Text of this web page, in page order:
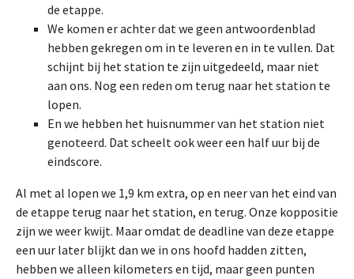
de etappe.
We komen er achter dat we geen antwoordenblad
hebben gekregen om in te leveren en in te vullen. Dat
schijnt bij het station te zijn uitgedeeld, maar niet
aan ons. Nog een reden om terug naar het station te
lopen.
En we hebben het huisnummer van het station niet
genoteerd. Dat scheelt ook weer een half uur bij de
eindscore.
Al met al lopen we 1,9 km extra, op en neer van het eind van
de etappe terug naar het station, en terug. Onze koppositie
zijn we weer kwijt. Maar omdat de deadline van deze etappe
een uur later blijkt dan we in ons hoofd hadden zitten,
hebben we alleen kilometers en tijd, maar geen punten